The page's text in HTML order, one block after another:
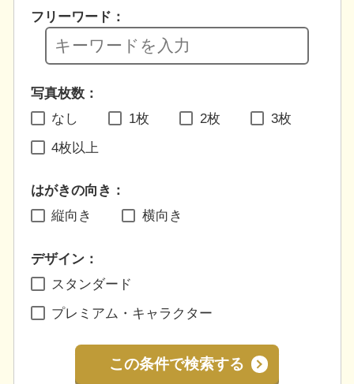
フリーワード：
写真枚数：
なし
1枚 2枚 3枚
4枚以上
はがきの向き：
縦向き
横向き
デザイン：
スタンダード
プレミアム・キャラクター
この条件で検索する